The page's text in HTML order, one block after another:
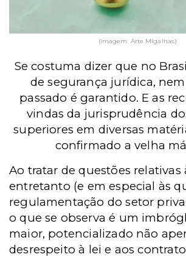
(Imagem: Arte Migalhas.)
Se costuma dizer que no
de segurança jurídica,
passado é garantido. E as
vindas da jurisprudência
superiores em diversas
confirmado a velha
Ao tratar de questões relativas
entretanto (e em especial às
regulamentação do setor
o que se observa é um
maior, potencializado não
desrespeito à lei e aos